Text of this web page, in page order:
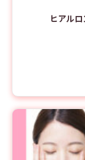
ヒアル